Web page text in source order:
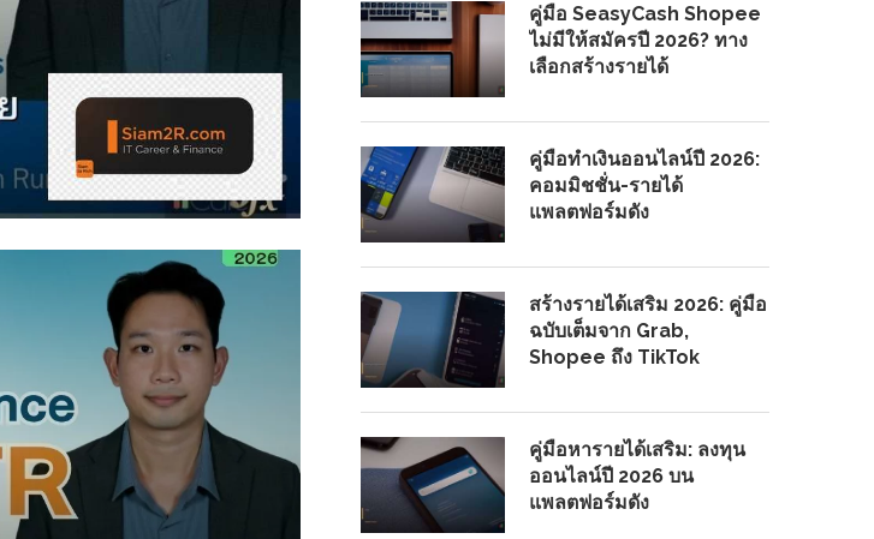
คู่มือ SeasyCash Shopee
ไม่มีให้สมัครปี 2026? ทาง
เลือกสร้างรายได้
คู่มือทำเงินออนไลน์ปี 2026:
คอมมิชชั่น-รายได้
แพลตฟอร์มดัง
สร้างรายได้เสริม 2026: คู่มือ
ฉบับเต็มจาก Grab,
Shopee ถึง TikTok
คู่มือหารายได้เสริม: ลงทุน
ออนไลน์ปี 2026 บน
แพลตฟอร์มดัง